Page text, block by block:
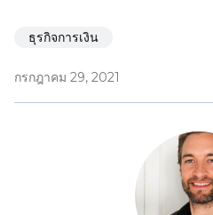
ธุรกิจการเงิน
กรกฎาคม 29, 2021